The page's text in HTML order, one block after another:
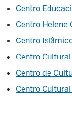
Centro
Centro Helene
Centro
Centro
Centro de
Centro